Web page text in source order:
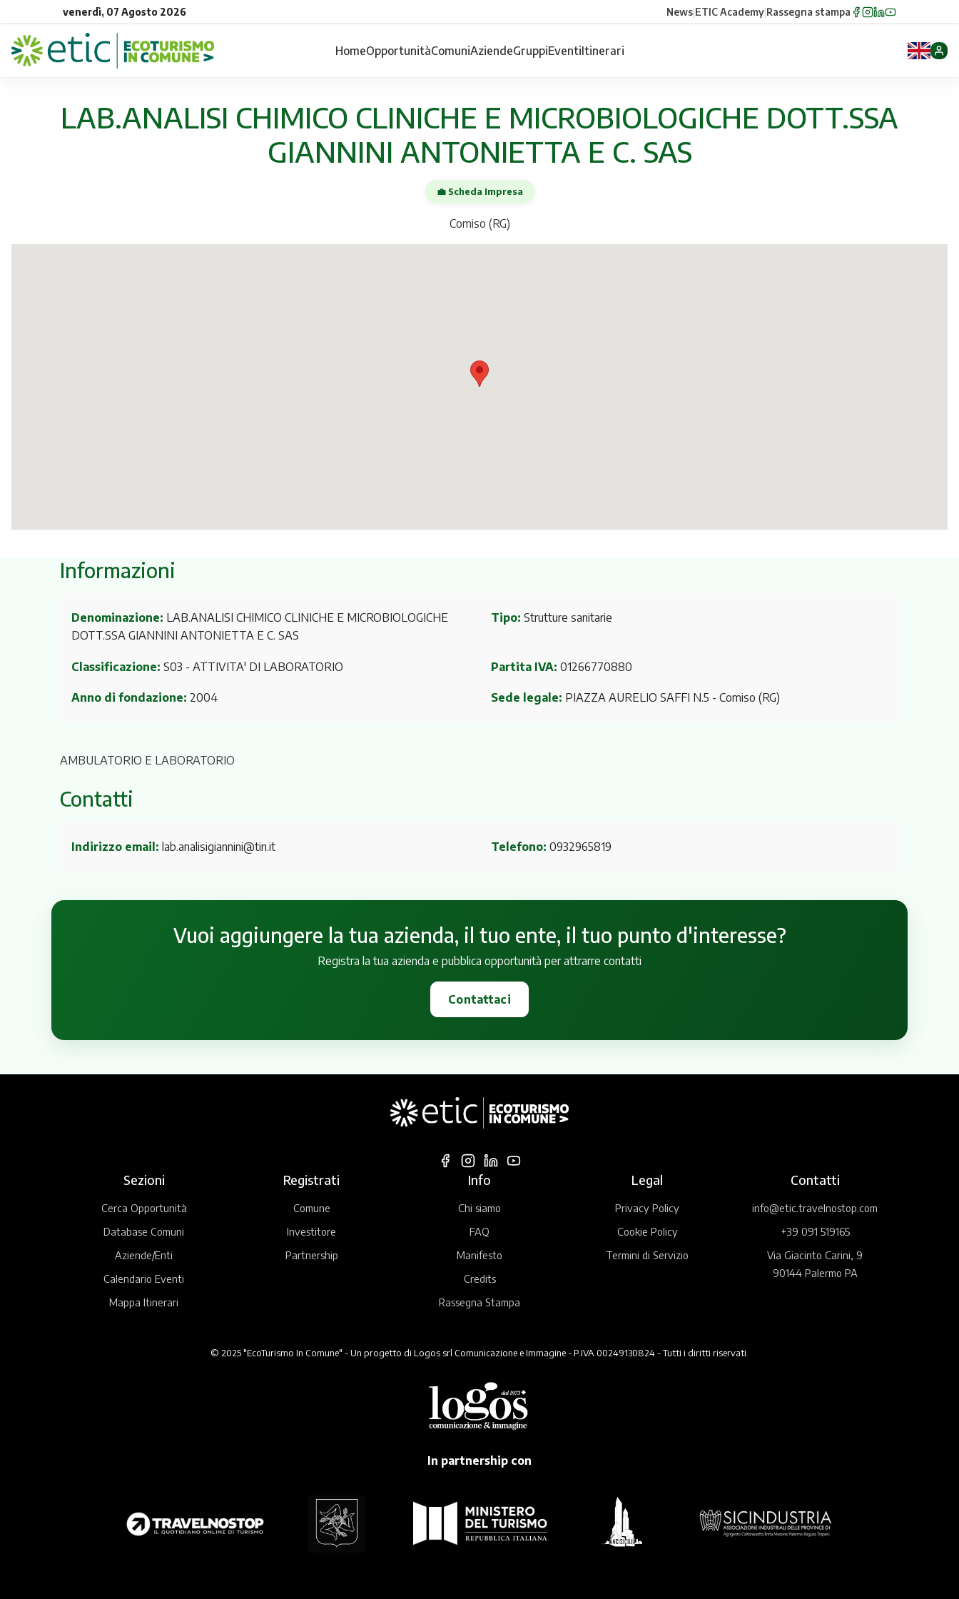
venerdì, 07 Agosto 2026 News|ETIC Academy|Rassegna stampa
HomeOpportunitàComuniAziendeGruppiEventiItinerari
LAB.ANALISI CHIMICO CLINICHE E MICROBIOLOGICHE DOTT.SSA
GIANNINI ANTONIETTA E C. SAS
💼 Scheda Impresa
Comiso (RG)
Informazioni
Denominazione: LAB.ANALISI CHIMICO CLINICHE E MICROBIOLOGICHE
DOTT.SSA GIANNINI ANTONIETTA E C. SAS
Tipo: Strutture sanitarie
Classificazione: S03 - ATTIVITA' DI LABORATORIO Partita IVA: 01266770880
Anno di fondazione: 2004 Sede legale: PIAZZA AURELIO SAFFI N.5 - Comiso (RG)
AMBULATORIO E LABORATORIO
Contatti
Indirizzo email: lab.analisigiannini@tin.it Telefono: 0932965819
Vuoi aggiungere la tua azienda, il tuo ente, il tuo punto d'interesse?
Registra la tua azienda e pubblica opportunità per attrarre contatti
Contattaci
Sezioni
Cerca Opportunità
Database Comuni
Aziende/Enti
Calendario Eventi
Mappa Itinerari
Registrati
Comune
Investitore
Partnership
Info
Chi siamo
FAQ
Manifesto
Credits
Rassegna Stampa
Legal
Privacy Policy
Cookie Policy
Termini di Servizio
Contatti
info@etic.travelnostop.com
+39 091 519165
Via Giacinto Carini, 9
90144 Palermo PA
© 2025 "EcoTurismo In Comune" - Un progetto di Logos srl Comunicazione e Immagine - P.IVA 00249130824 - Tutti i diritti riservati.
In partnership con